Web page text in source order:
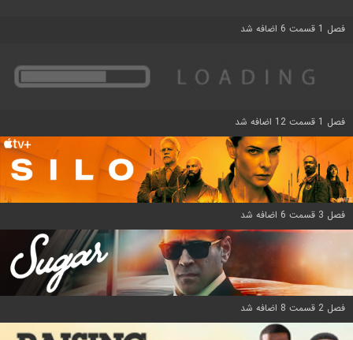
فصل 1 قسمت 6 اضافه شد
فصل 1 قسمت 12 اضافه شد
فصل 3 قسمت 6 اضافه شد
فصل 2 قسمت 8 اضافه شد